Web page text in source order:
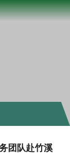
团队赴竹溪